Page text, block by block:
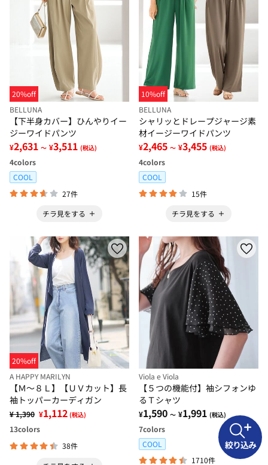
20%off
BELLUNA
【下半身カバー】ひんやりイー
ジーワイドパンツ
¥2,631 ～ ¥3,511 (税込)
4colors
COOL
27件
チラ見をする
10%off
BELLUNA
シャリッとドレープジャージ素
材イージーワイドパンツ
¥2,465 ～ ¥3,455 (税込)
4colors
COOL
15件
チラ見をする
20%off
A HAPPY MARILYN
【Ｍ～８Ｌ】【ＵＶカット】長
袖トッパーカーディガン
¥ 1,390 ¥1,112 (税込)
13colors
38件
Viola e Viola
【５つの機能付】袖シフォンゆ
るＴシャツ
¥1,590 ～ ¥1,991 (税込)
7colors
COOL
1710件
絞り込み